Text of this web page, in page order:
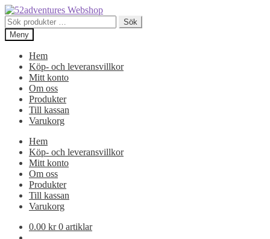
Hoppa
till
navigering
Hoppa
till
innehåll
Sök
efter:
Sök
Meny
Hem
Köp- och leveransvillkor
Mitt konto
Om oss
Produkter
Till kassan
Varukorg
Hem
Köp- och leveransvillkor
Mitt konto
Om oss
Produkter
Till kassan
Varukorg
0.00 kr 0 artiklar